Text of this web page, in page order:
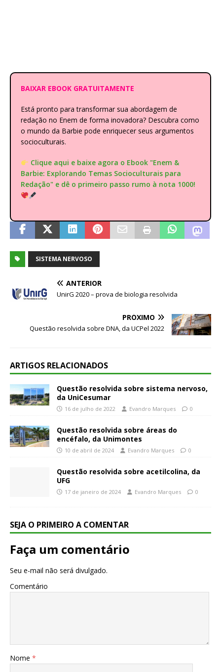
BAIXAR EBOOK GRATUITAMENTE
Está pronto para transformar sua abordagem de
redação no Enem de forma inovadora? Descubra como
o mundo da Barbie pode enriquecer seus argumentos
socioculturais.
Clique aqui e baixe agora o Ebook "Enem &
Barbie: Explorando Temas Socioculturais para
Redação" e dê o primeiro passo rumo à nota 1000!
SISTEMA NERVOSO
ANTERIOR
UnirG 2020 – prova de biologia resolvida
PRÓXIMO
Questão resolvida sobre DNA, da UCPel 2022
ARTIGOS RELACIONADOS
Questão resolvida sobre sistema nervoso,
da UniCesumar
16 de julho de 2022 Evandro Marques 0
Questão resolvida sobre áreas do
encéfalo, da Unimontes
10 de abril de 2024 Evandro Marques 0
Questão resolvida sobre acetilcolina, da
UFG
17 de janeiro de 2024 Evandro Marques 0
SEJA O PRIMEIRO A COMENTAR
Faça um comentário
Seu e-mail não será divulgado.
Comentário
Nome *